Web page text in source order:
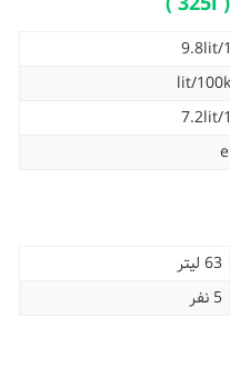
9.8lit/
7.2lit/
63 ليتر
5 نفر